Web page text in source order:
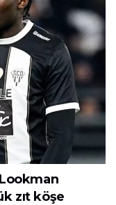
zıt köşe